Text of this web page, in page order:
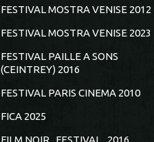
FESTIVAL MOSTRA VENISE 2012
FESTIVAL MOSTRA VENISE 2023
FESTIVAL PAILLE A SONS
(CEINTREY) 2016
FESTIVAL PARIS CINEMA 2010
FICA 2025